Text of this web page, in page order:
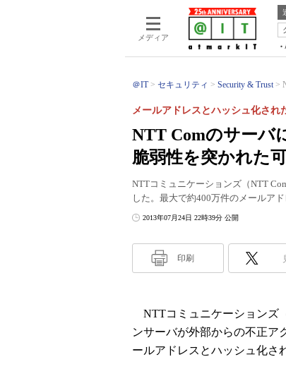
メディア
＠IT セキュリティ Security & Trust
NTT Comのサーバ
脆弱性を突かれた
メールアドレスとハッシュ化され
NTTコミュニケーションズ（NTT
した。最大で約400万件のメールア
2013年07月24日 22時39分 公開
印刷
NTTコミュニケーションズ
ンサーバが外部からの不正ア
ールアドレスとハッシュ化さ